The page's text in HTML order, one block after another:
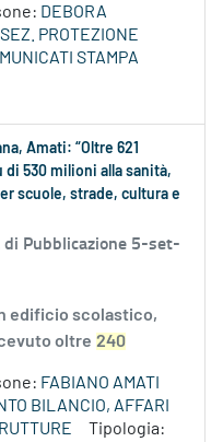
DEBORA
SEZ. PROTEZIONE
STAMPA
Amati: “Oltre 621
530 milioni alla sanità,
scuole, strade, cultura e
di Pubblicazione 5-set-
edificio scolastico,
oltre 240
FABIANO AMATI
BILANCIO, AFFARI
Tipologia: